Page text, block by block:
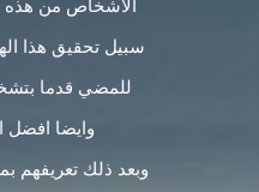
الاشخاص من هذه
سبيل تحقيق هذا
للمضي قدما
وايضا افضل
وبعد ذلك تعريفهم